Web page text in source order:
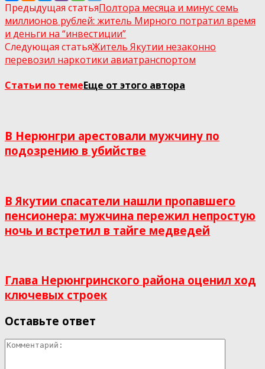
Предыдущая статьяПолтора месяца и минус семь
миллионов рублей: житель Мирного потратил время
и деньги на “инвестиции”
Следующая статьяЖитель Якутии незаконно
перевозил наркотики авиатранспортом
Статьи по темеЕще от этого автора
В Нерюнгри арестовали мужчину по
подозрению в убийстве
В Якутии спасатели нашли пропавшего
пенсионера: мужчина пережил непростую
ночь и встретил в тайге медведей
Глава Нерюнгринского района оценил ход
ключевых строек
Оставьте ответ